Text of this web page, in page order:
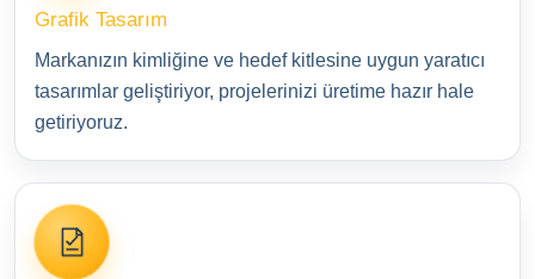
Grafik Tasarım
Markanızın kimliğine ve hedef kitlesine uygun yaratıcı
tasarımlar geliştiriyor, projelerinizi üretime hazır hale
getiriyoruz.